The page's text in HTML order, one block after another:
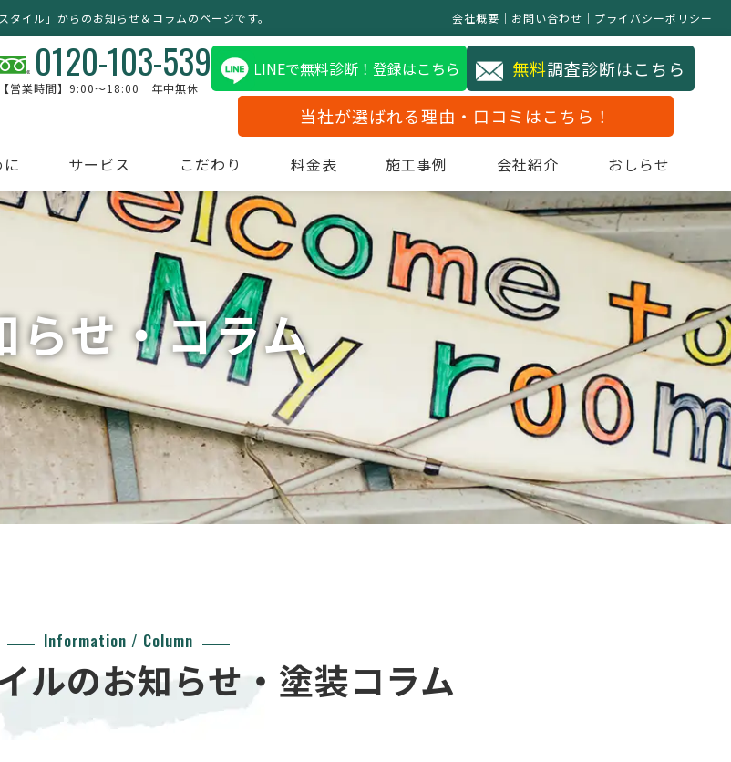
イル」からのお知らせ＆コラムのページです。 会社概要 お問い合わせ プライバシーポリシー
0120-103-539
【営業時間】9:00～18:00 年中無休
LINEで無料診断！登録はこちら 無料調査診断はこちら
当社が選ばれる理由・口コミはこちら！
サービス こだわり 料金表 施工事例 会社紹介 おしらせ
らせ・コラム
Information / Column
ルのお知らせ・塗装コラム